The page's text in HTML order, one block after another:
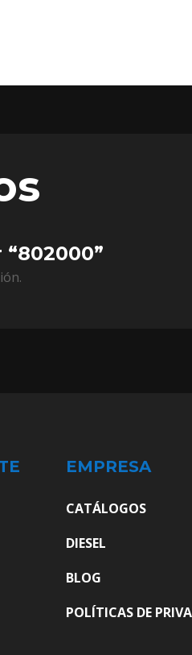
EMPRESA
CATÁLOGOS
DIESEL
BLOG
POLÍTICAS DE